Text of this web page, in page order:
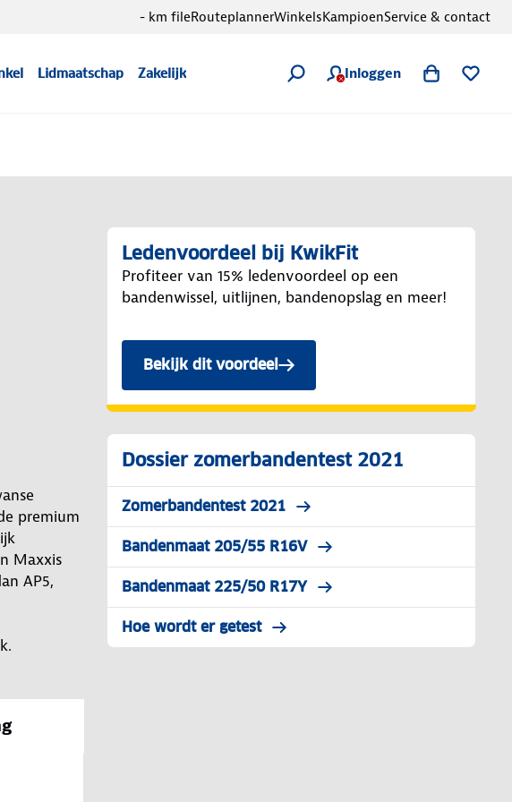
Lidmaatschap Zakelijk Inloggen
- km fileRouteplannerWinkelsKampioenService & contact
premium
Maxxis
AP5,
Ledenvoordeel bij KwikFit
Profiteer van 15% ledenvoordeel op een
bandenwissel, uitlijnen, bandenopslag en meer!
Bekijk dit voordeel
Dossier zomerbandentest 2021
Zomerbandentest 2021
Bandenmaat 205/55 R16V
Bandenmaat 225/50 R17Y
Hoe wordt er getest